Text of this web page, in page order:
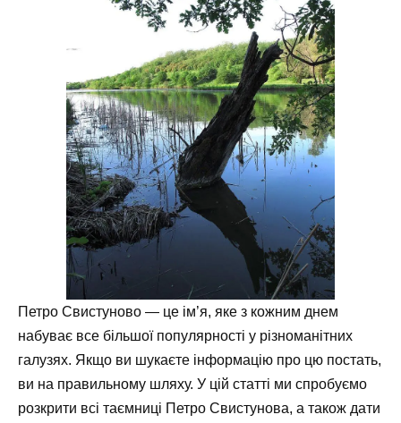
Петро Свистуново — це ім’я, яке з кожним днем
набуває все більшої популярності у різноманітних
галузях. Якщо ви шукаєте інформацію про цю постать,
ви на правильному шляху. У цій статті ми спробуємо
розкрити всі таємниці Петро Свистунова, а також дати